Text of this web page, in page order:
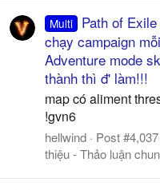
Multi
Path of
chạy campaign
Adventure mode
thành thì đ' làm!!!
map có aliment
!gvn6
hellwind Post #4,037
thiệu - Thảo luận